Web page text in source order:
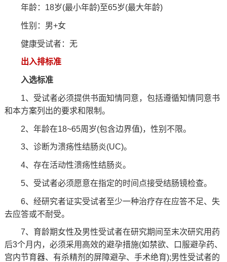
年龄：18岁(最小年龄)至65岁(最大年龄)
性别：男+女
健康受试者：无
出入排标准
入选标准
1、受试者必须提供书面知情同意，包括遵循知情同意书
和本方案列出的要求和限制。
2、年龄在18~65周岁(包含边界值)，性别不限。
3、诊断为溃疡性结肠炎(UC)。
4、存在活动性溃疡性结肠炎。
5、受试者必须愿意在指定的时间点接受结肠镜检查。
6、经研究者证实受试者至少一种治疗存在应答不足、失
去应答或不耐受。
7、育龄期女性及男性受试者在研究期间至末次研究用药
后3个月内，必须采用高效的避孕措施(如禁欲、口服避孕药、
宫内节育器、有杀精剂的屏障避孕、手术绝育);男性受试者的